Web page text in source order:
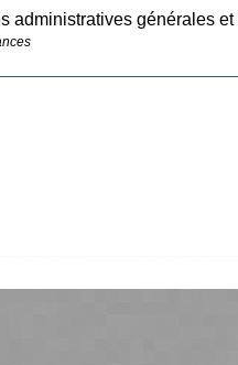
administratives générales